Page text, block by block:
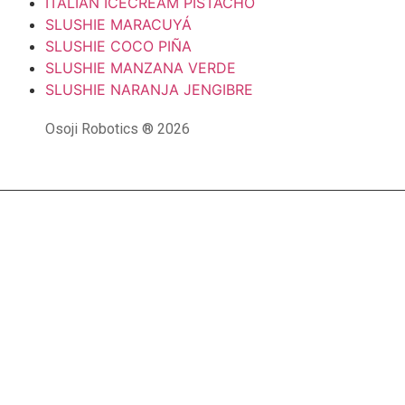
SLUSHIE MARACUYÁ
SLUSHIE COCO PIÑA
SLUSHIE MANZANA VERDE
SLUSHIE NARANJA JENGIBRE
Osoji Robotics ® 2026